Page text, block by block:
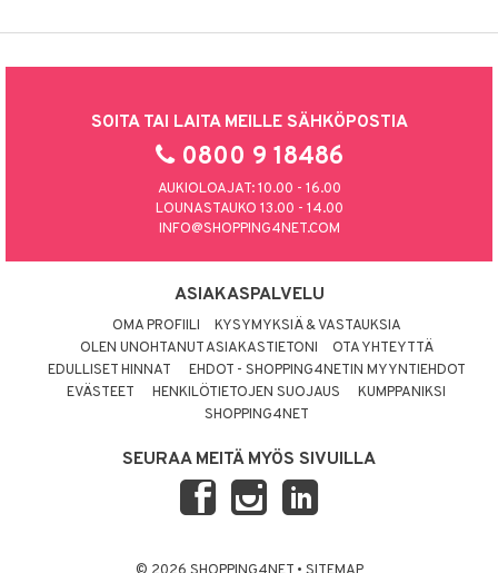
SOITA TAI LAITA MEILLE SÄHKÖPOSTIA
0800 9 18486
AUKIOLOAJAT: 10.00 - 16.00
LOUNASTAUKO 13.00 - 14.00
INFO@SHOPPING4NET.COM
ASIAKASPALVELU
OMA PROFIILI
KYSYMYKSIÄ & VASTAUKSIA
OLEN UNOHTANUT ASIAKASTIETONI
OTA YHTEYTTÄ
EDULLISET HINNAT
EHDOT - SHOPPING4NETIN MYYNTIEHDOT
EVÄSTEET
HENKILÖTIETOJEN SUOJAUS
KUMPPANIKSI
SHOPPING4NET
SEURAA MEITÄ MYÖS SIVUILLA